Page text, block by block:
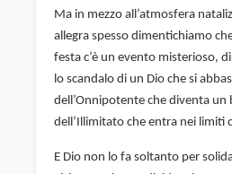
Ma in mezzo all’atmosfera
allegra spesso dimentichiamo
festa c’è un evento misterioso,
lo scandalo di un Dio che si
dell’Onnipotente che diventa un
dell’Illimitato che entra nei limiti
E Dio non lo fa soltanto per